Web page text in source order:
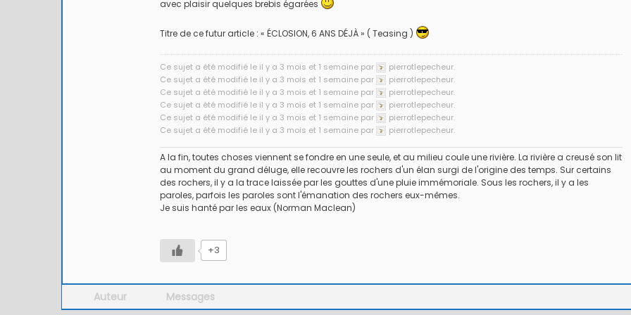
avec plaisir quelques brebis égarées
Titre de ce futur article : « ÉCLOSION, 6 ANS DÉJÀ » ( Teasing )
Ce sujet a été modifié le il y a 3 mois et 1 semaine par
pierrotlepecheur.
Ce sujet a été modifié le il y a 3 mois et 1 semaine par
pierrotlepecheur.
Ce sujet a été modifié le il y a 3 mois et 1 semaine par
pierrotlepecheur.
Ce sujet a été modifié le il y a 3 mois et 1 semaine par
pierrotlepecheur.
Ce sujet a été modifié le il y a 3 mois et 1 semaine par
pierrotlepecheur.
Ce sujet a été modifié le il y a 3 mois et 1 semaine par
pierrotlepecheur.
A la fin, toutes choses viennent se fondre en une seule, et au milieu coule une rivière. La rivière a creusé son lit
au moment du grand déluge, elle recouvre les rochers d'un élan surgi de l'origine des temps. Sur certains
des rochers, il y a la trace laissée par les gouttes d'une pluie immémoriale. Sous les rochers, il y a les
paroles, parfois les paroles sont l'émanation des rochers eux-mêmes.
Je suis hanté par les eaux (Norman Maclean)
+3
Auteur Messages
Mon ouverture 2026
5 / Fiches Montage
Artificielles
Nymphes
1 / Au Fil De L'eau
Fermeture du réservoir
Mouches
Mouche